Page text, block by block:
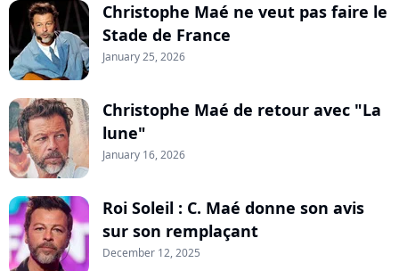
Christophe Maé ne veut pas faire le
Stade de France
January 25, 2026
Christophe Maé de retour avec "La
lune"
January 16, 2026
Roi Soleil : C. Maé donne son avis
sur son remplaçant
December 12, 2025